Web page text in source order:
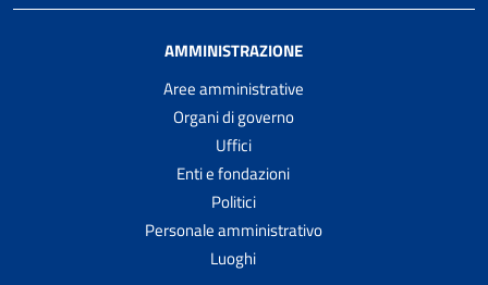
AMMINISTRAZIONE
Aree amministrative
Organi di governo
Uffici
Enti e fondazioni
Politici
Personale amministrativo
Luoghi